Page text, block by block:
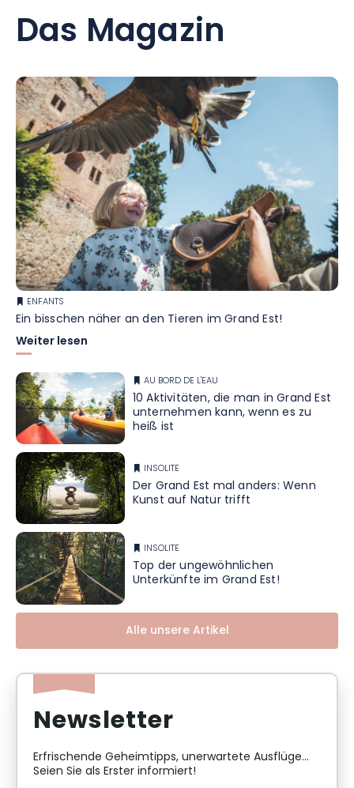
Das Magazin
ENFANTS
Ein bisschen näher an den Tieren im Grand Est!
Weiter lesen
AU BORD DE L'EAU
10 Aktivitäten, die man in Grand Est
unternehmen kann, wenn es zu
heiß ist
INSOLITE
Der Grand Est mal anders: Wenn
Kunst auf Natur trifft
INSOLITE
Top der ungewöhnlichen
Unterkünfte im Grand Est!
Alle unsere Artikel
Newsletter
Erfrischende Geheimtipps, unerwartete Ausflüge...
Seien Sie als Erster informiert!